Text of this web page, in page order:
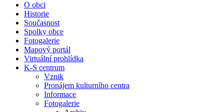
O obci
Historie
Současnost
Spolky obce
Fotogalerie
Mapový portál
Virtuální prohlídka
K-S centrum
Vznik
Pronájem kulturního centra
Informace
Fotogalerie